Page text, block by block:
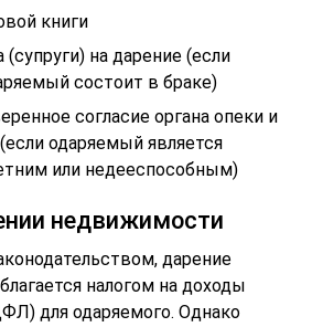
книги
(супруги) на дарение (если
состоит в браке)
согласие органа опеки и
одаряемый является
или недееспособным)
недвижимости
дарение
налогом на доходы
для одаряемого. Однако